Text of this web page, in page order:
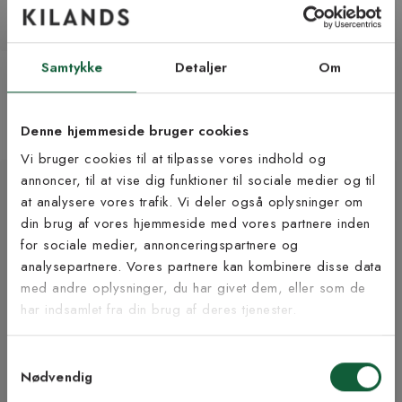
Samtykke Detaljer Om
Denne hjemmeside bruger cookies
Vi bruger cookies til at tilpasse vores indhold og
annoncer, til at vise dig funktioner til sociale medier og til
at analysere vores trafik. Vi deler også oplysninger om
din brug af vores hjemmeside med vores partnere inden
for sociale medier, annonceringspartnere og
analysepartnere. Vores partnere kan kombinere disse data
med andre oplysninger, du har givet dem, eller som de
har indsamlet fra din brug af deres tjenester.
Nødvendig
Lindi blå - maskinvævet
tæppe
2 størrelser | +3 farver
Maribor natur - maskinvævet
3 størrelser
Tilmeld dig vores
nyhedsbrev
Vær blandt de første til at modtage vores tilbud,
tips og nyheder.